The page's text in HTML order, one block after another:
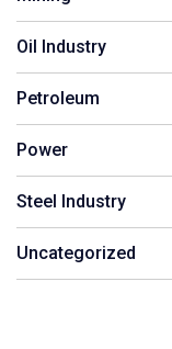
Oil Industry
Petroleum
Power
Steel Industry
Uncategorized